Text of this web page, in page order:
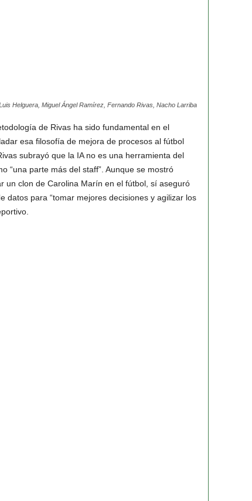
Helguera, Miguel Ángel Ramírez, Fernando Rivas, Nacho Larriba
de Rivas ha sido fundamental en el
esa filosofía de mejora de procesos al fútbol
subrayó que la IA no es una herramienta del
“una parte más del staff”. Aunque se mostró
un clon de Carolina Marín en el fútbol, sí aseguró
datos para “tomar mejores decisiones y agilizar los